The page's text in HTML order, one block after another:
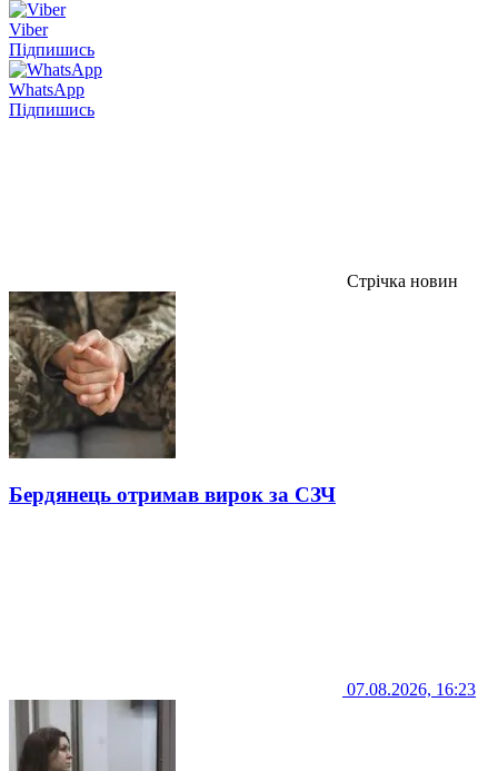
Viber
Підпишись
WhatsApp
Підпишись
Стрічка новин
Бердянець отримав вирок за СЗЧ
07.08.2026, 16:23